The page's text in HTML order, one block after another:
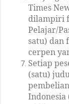
Times
dilampiri
Pelajar/
satu) dan
cerpen
Setiap
(satu)
Indonesia